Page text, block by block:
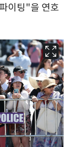
이팅"을 연호